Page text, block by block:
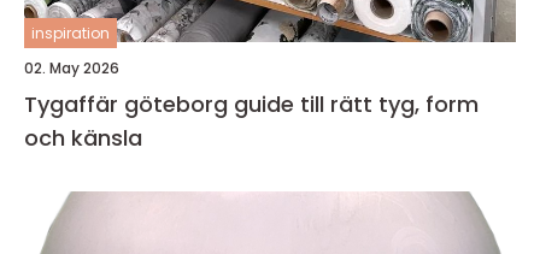
inspiration
02. May 2026
Tygaffär göteborg guide till rätt tyg, form
och känsla